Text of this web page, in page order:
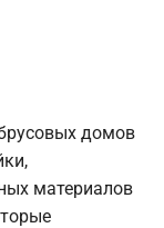
домов
материалов